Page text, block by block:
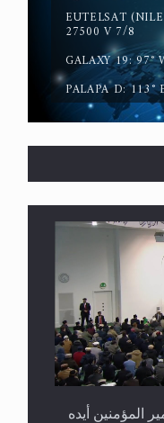
عليها.. ليس
EUTELSAT
27500 V 7/8
GALAXY 19: 97°
PALAPA D:
المؤمنين أيده